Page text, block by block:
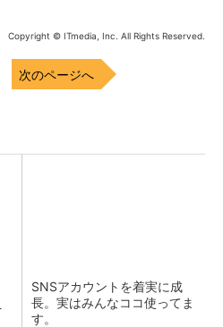
Copyright © ITmedia, Inc. All Rights Reserved.
次のページへ
SNSアカウントを着実に成
長。実はみんなココ使ってま
す。